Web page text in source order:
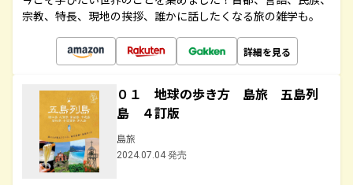
宗教、特長、現地の挨拶、誰かに話したくなる旅の雑学も。
詳細を見る
０１ 地球の歩き方 島旅 五島列
島 ４訂版
島旅
2024.07.04 発売